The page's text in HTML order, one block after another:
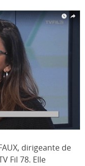
dirigeante de
Fil 78. Elle